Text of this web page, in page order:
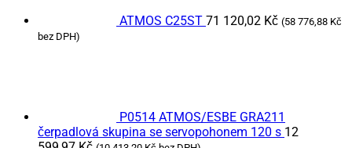
ATMOS C25ST 71 120,02 Kč (58 776,88 Kč
bez DPH)
P0514 ATMOS/ESBE GRA211
čerpadlová skupina se servopohonem 120 s 12